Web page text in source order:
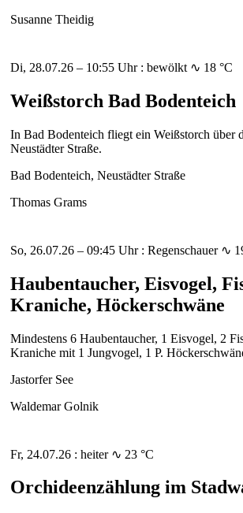
Susanne Theidig
Di, 28.07.26 – 10:55 Uhr : bewölkt ∿ 18 °C
Weißstorch Bad Bodenteich
In Bad Bodenteich fliegt ein Weißstorch über
Neustädter Straße.
Bad Bodenteich, Neustädter Straße
Thomas Grams
So, 26.07.26 – 09:45 Uhr : Regenschauer ∿
Haubentaucher, Eisvogel,
Kraniche, Höckerschwäne
Mindestens 6 Haubentaucher, 1 Eisvogel, 2
Kraniche mit 1 Jungvogel, 1 P.
Jastorfer See
Waldemar Golnik
Fr, 24.07.26 : heiter ∿ 23 °C
Orchideenzählung im